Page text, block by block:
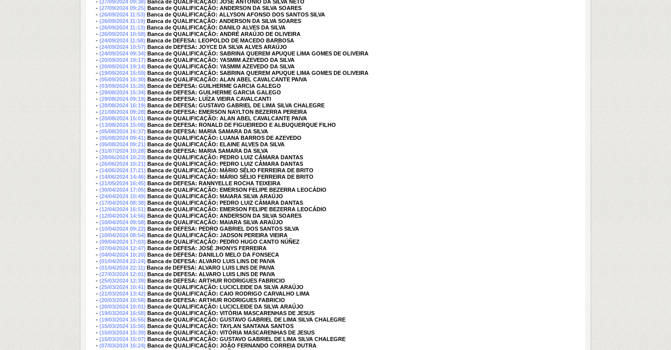
- (27/09/2024 09:38) Banca de QUALIFICAÇÃO: JOSÉ ANTÔNIO DA SILVA NETO
- (27/09/2024 09:25) Banca de QUALIFICAÇÃO: ANDERSON DA SILVA SOARES
- (26/09/2024 11:53) Banca de QUALIFICAÇÃO: ALLYSON AFONSO DOS SANTOS SILVA
- (26/09/2024 11:19) Banca de QUALIFICAÇÃO: ANDERSON DA SILVA SOARES
- (26/09/2024 11:13) Banca de QUALIFICAÇÃO: DANILO ALVES DA SILVA
- (26/09/2024 10:58) Banca de QUALIFICAÇÃO: ANDRÉ ARAÚJO DE OLIVEIRA
- (24/09/2024 11:58) Banca de DEFESA: LEOPOLDO DE MACEDO BARBOSA
- (24/09/2024 10:57) Banca de DEFESA: JOYCE DA SILVA ALVES ARAÚJO
- (24/09/2024 09:34) Banca de QUALIFICAÇÃO: SABRINA QUEREM APUQUE LIMA GOMES DE OLIVEIRA
- (20/09/2024 19:17) Banca de QUALIFICAÇÃO: YASMIM AZEVEDO DA SILVA
- (20/09/2024 19:14) Banca de QUALIFICAÇÃO: YASMIM AZEVEDO DA SILVA
- (19/09/2024 15:59) Banca de QUALIFICAÇÃO: SABRINA QUEREM APUQUE LIMA GOMES DE OLIVEIRA
- (05/09/2024 16:30) Banca de QUALIFICAÇÃO: ALAN ABEL CAVALCANTE PAIVA
- (03/09/2024 15:26) Banca de DEFESA: GUILHERME GARCIA GALEGO
- (29/08/2024 15:34) Banca de DEFESA: GUILHERME GARCIA GALEGO
- (29/08/2024 09:19) Banca de DEFESA: LUÍZA VIEIRA CAVALCANTI
- (28/08/2024 16:19) Banca de DEFESA: GUSTAVO GABRIEL DE LIMA SILVA CHALEGRE
- (21/08/2024 09:28) Banca de DEFESA: EMERSON NAYLTON BEZERRA PEREIRA
- (20/08/2024 15:01) Banca de QUALIFICAÇÃO: ALAN ABEL CAVALCANTE PAIVA
- (13/08/2024 15:08) Banca de DEFESA: RONALD DE FIGUEIREDO E ALBUQUERQUE FILHO
- (05/08/2024 16:37) Banca de DEFESA: MARIA SAMARA DA SILVA
- (05/08/2024 09:41) Banca de QUALIFICAÇÃO: LUANA BARROS DE AZEVEDO
- (05/08/2024 09:21) Banca de QUALIFICAÇÃO: ELAINE ALVES DA SILVA
- (31/07/2024 10:28) Banca de DEFESA: MARIA SAMARA DA SILVA
- (28/06/2024 10:23) Banca de QUALIFICAÇÃO: PEDRO LUIZ CÂMARA DANTAS
- (26/06/2024 10:21) Banca de QUALIFICAÇÃO: PEDRO LUIZ CÂMARA DANTAS
- (14/06/2024 17:21) Banca de QUALIFICAÇÃO: MÁRIO SÉLIO FERREIRA DE BRITO
- (14/06/2024 14:46) Banca de QUALIFICAÇÃO: MÁRIO SÉLIO FERREIRA DE BRITO
- (21/05/2024 16:45) Banca de DEFESA: RANNYELLE ROCHA TEIXEIRA
- (30/04/2024 17:05) Banca de QUALIFICAÇÃO: EMERSON FELIPE BEZERRA LEOCÁDIO
- (24/04/2024 10:49) Banca de QUALIFICAÇÃO: MAIARA SILVA ARAÚJO
- (17/04/2024 08:38) Banca de QUALIFICAÇÃO: PEDRO LUIZ CÂMARA DANTAS
- (12/04/2024 16:51) Banca de QUALIFICAÇÃO: EMERSON FELIPE BEZERRA LEOCÁDIO
- (12/04/2024 14:56) Banca de QUALIFICAÇÃO: ANDERSON DA SILVA SOARES
- (10/04/2024 09:58) Banca de QUALIFICAÇÃO: MAIARA SILVA ARAÚJO
- (10/04/2024 09:22) Banca de DEFESA: PEDRO GABRIEL DOS SANTOS SILVA
- (10/04/2024 08:54) Banca de QUALIFICAÇÃO: JADSON PEREIRA VIEIRA
- (09/04/2024 17:03) Banca de QUALIFICAÇÃO: PEDRO HUGO CANTO NÚÑEZ
- (07/04/2024 12:47) Banca de DEFESA: JOSÉ JHONYS FERREIRA
- (04/04/2024 10:20) Banca de DEFESA: DANILLO MELO DA FONSECA
- (01/04/2024 22:24) Banca de DEFESA: ALVARO LUIS LINS DE PAIVA
- (01/04/2024 22:11) Banca de DEFESA: ALVARO LUIS LINS DE PAIVA
- (27/03/2024 12:01) Banca de DEFESA: ALVARO LUIS LINS DE PAIVA
- (25/03/2024 12:39) Banca de DEFESA: ARTHUR RODRIGUES FABRICIO
- (25/03/2024 10:41) Banca de QUALIFICAÇÃO: LUCICLEIDE DA SILVA ARAÚJO
- (21/03/2024 13:42) Banca de QUALIFICAÇÃO: CAIO RODRIGO CARVALHO LIMA
- (20/03/2024 10:58) Banca de DEFESA: ARTHUR RODRIGUES FABRICIO
- (20/03/2024 10:01) Banca de QUALIFICAÇÃO: LUCICLEIDE DA SILVA ARAÚJO
- (19/03/2024 16:58) Banca de QUALIFICAÇÃO: VITÓRIA MASCARENHAS DE JESUS
- (19/03/2024 16:55) Banca de QUALIFICAÇÃO: GUSTAVO GABRIEL DE LIMA SILVA CHALEGRE
- (15/03/2024 15:56) Banca de QUALIFICAÇÃO: TAYLAN SANTANA SANTOS
- (15/03/2024 15:39) Banca de QUALIFICAÇÃO: VITÓRIA MASCARENHAS DE JESUS
- (15/03/2024 15:07) Banca de QUALIFICAÇÃO: GUSTAVO GABRIEL DE LIMA SILVA CHALEGRE
- (07/03/2024 16:24) Banca de QUALIFICAÇÃO: JOÃO FERNANDO CORREIA DUTRA